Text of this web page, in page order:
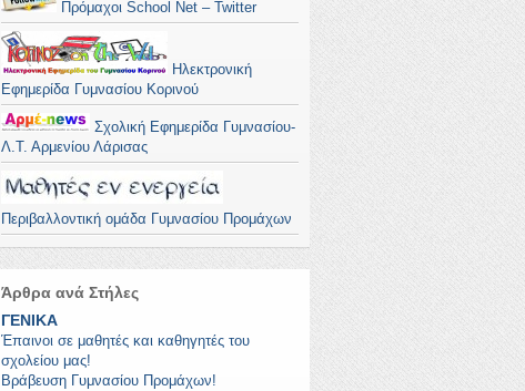
Πρόμαχοι School Net – Twitter
Ηλεκτρονική
Εφημερίδα Γυμνασίου Κορινού
Σχολική Εφημερίδα Γυμνασίου-
Λ.Τ. Αρμενίου Λάρισας
Περιβαλλοντική ομάδα Γυμνασίου Προμάχων
Άρθρα ανά Στήλες
ΓΕΝΙΚΑ
Έπαινοι σε μαθητές και καθηγητές του
σχολείου μας!
Βράβευση Γυμνασίου Προμάχων!